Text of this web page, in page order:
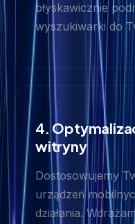
błyskawicznie
wyszukiwarki do
4.
witryny
Dostosowujemy
urządzeń
działania.